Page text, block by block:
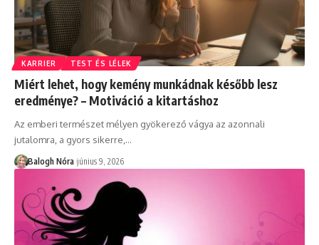
KARRIER TEST ÉS LÉLEK
Miért lehet, hogy kemény munkádnak később lesz
eredménye? – Motiváció a kitartáshoz
Az emberi természet mélyen gyökerező vágya az azonnali
jutalomra, a gyors sikerre,…
Balogh Nóra június 9, 2026